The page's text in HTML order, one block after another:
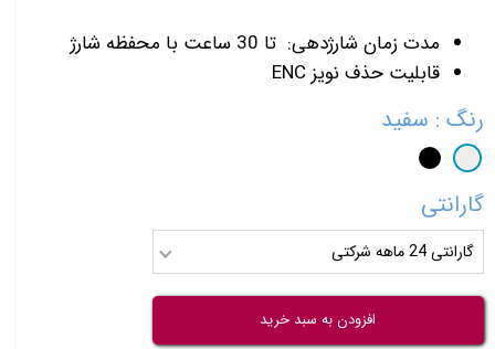
مدت زمان شارژدهی: تا 30 ساعت با محفظه شارژ
قابلیت حذف نویز ENC
رنگ : سفید
گارانتی
گارانتی 24 ماهه شرکتی
افزودن به سبد خرید